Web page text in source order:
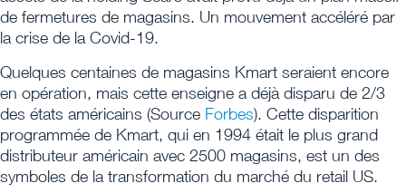
de fermetures de magasins. Un mouvement accéléré par
la crise de la Covid-19.
Quelques centaines de magasins Kmart seraient encore
en opération, mais cette enseigne a déjà disparu de 2/3
des états américains (Source Forbes). Cette disparition
programmée de Kmart, qui en 1994 était le plus grand
distributeur américain avec 2500 magasins, est un des
symboles de la transformation du marché du retail US.